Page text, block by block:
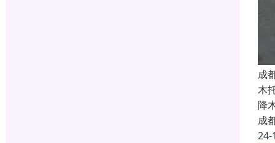
成
木
降
成
24-